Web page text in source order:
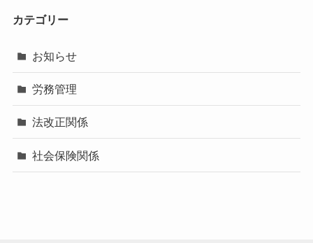
カテゴリー
お知らせ
労務管理
法改正関係
社会保険関係